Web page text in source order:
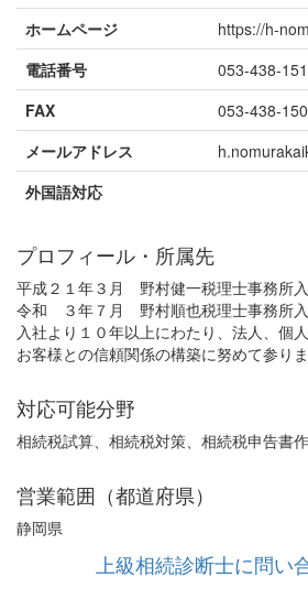
ホームページ
https://h-
電話番号
053-438-
FAX
053-438-
メールアドレス
外国語対応
プロフィール・所属先
平成２１年３月 野村健一税理士事務所
令和 ３年７月 野村順也税理士事務所入
入社より１０年以上にわたり、法人、個
お客様との信頼関係の構築に努めて参りま
対応可能分野
相続税試算、相続税対策、相続税申告書
営業範囲（都道府県）
静岡県
上級相続診断士に問い